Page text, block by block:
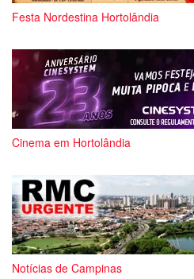
Festa Nordestina Hortolândia
Cinema em Hortolândia
Notícias de Campinas